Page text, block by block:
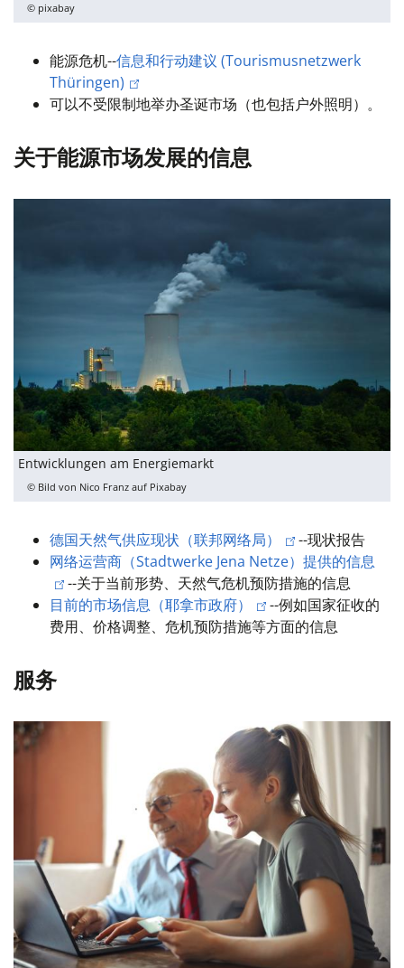
© pixabay
能源危机--信息和行动建议 (Tourismusnetzwerk
Thüringen)
可以不受限制地举办圣诞市场（也包括户外照明）。
关于能源市场发展的信息
Entwicklungen am Energiemarkt
© Bild von Nico Franz auf Pixabay
德国天然气供应现状（联邦网络局） --现状报告
网络运营商（Stadtwerke Jena Netze）提供的信息
--关于当前形势、天然气危机预防措施的信息
目前的市场信息（耶拿市政府）
--例如国家征收的
费用、价格调整、危机预防措施等方面的信息
服务